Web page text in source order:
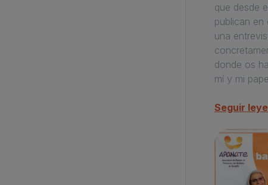
que desde
publican
una
donde os
mí y mi
Seguir